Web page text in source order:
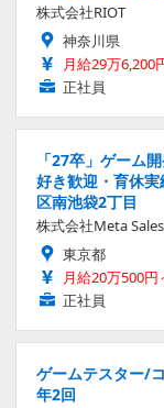
株式会社RIOT
神奈川県
月給29万6,200
正社員
「27卒」ゲーム
好き歓迎・育休
区南池袋2丁目
株式会社Meta Sales
東京都
月給20万500
正社員
ゲームテスター/
年2回